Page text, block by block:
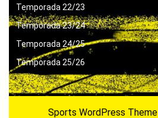
Temporada 22/23
Temporada 23/24
Temporada 24/25
Temporada 25/26
Sports WordPress Theme